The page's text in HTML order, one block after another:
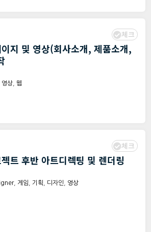
체크
지 및 영상(회사소개, 제품소개,
영상 웹
체크
트 후반 아트디렉팅 및 렌더링
, 게임 기획 디자인
영상